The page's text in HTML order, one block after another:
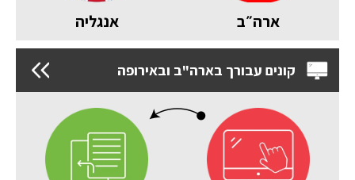
ארה״ב אנגליה
קונים עבורך בארה"ב ובאירופה